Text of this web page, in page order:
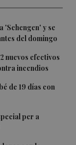
'Schengen' y se
del domingo
nuevos efectivos
incendios
de 19 días con
per a